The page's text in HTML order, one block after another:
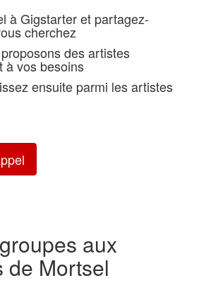
à Gigstarter et partagez-
cherchez
des artistes
à vos besoins
ensuite parmi les artistes
aux
de Mortsel